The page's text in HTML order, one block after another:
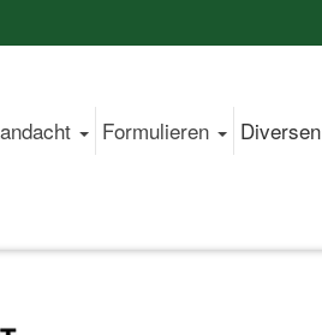
Formulieren Diversen